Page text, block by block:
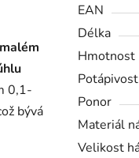
0,1-
bývá
EAN
Délka
Hmotnost
Potápivost
Ponor
Materiál
Velikost